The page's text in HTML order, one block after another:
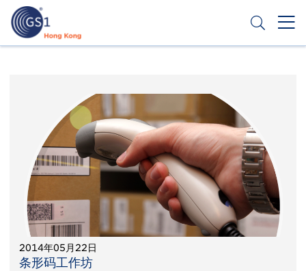
主
Second
Menu
2014年05月22日
条形码工作坊